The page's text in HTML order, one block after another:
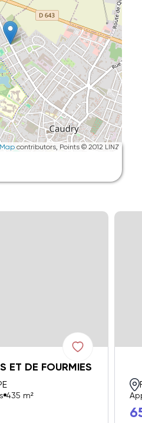
contributors, Points © 2012 LINZ
ET DE FOURMIES
435 m²